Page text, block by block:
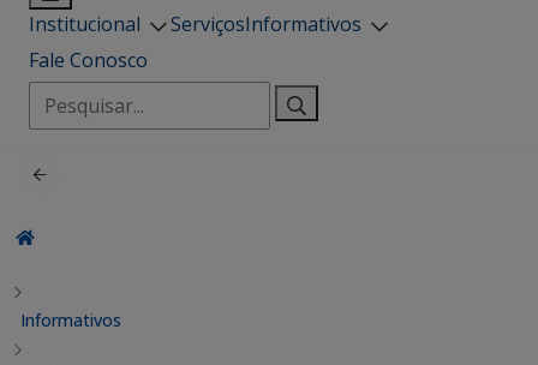
Institucional ServiçosInformativos
Fale Conosco
Pesquisar
por:
Informativos